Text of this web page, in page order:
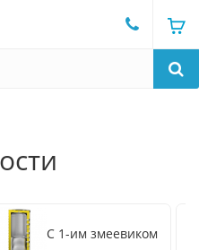
С 1-им змеевиком